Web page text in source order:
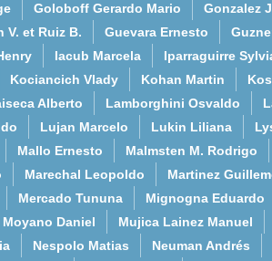
Goloboff Gerardo Mario
Gonzalez
V. et Ruiz B.
Guevara Ernesto
Iacub Marcela
Iparraguirre
Kociancich Vlady Kohan Martin
Alberto Lamborghini Osvaldo
Lujan Marcelo Lukin Liliana
Mallo Ernesto
Malmsten M. Rodrigo
Marechal Leopoldo
Martinez
Mercado Tununa
Mignogna Eduardo
Moyano Daniel
Mujica Lainez Manuel
Nespolo Matias
Neuman Andrés